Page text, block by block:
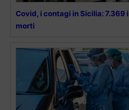
Covid, i contagi in Sicilia: 7.369
morti